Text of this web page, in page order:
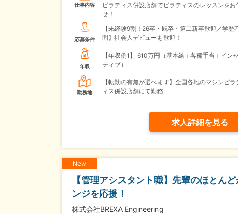
仕事内容
ピラティス併設店舗でピラティスのレッスンをお
せ！
応募条件
【未経験9割！26卒・既卒・第二新卒歓迎／学歴
問】社会人デビューも歓迎！
年収
【年収例1】
610万円（基本給＋各種手当＋イン
ティブ）
勤務地
【転勤の有無が選べます】全国各地のマシンピラ
ィス併設店舗にて勤務
求人詳細を見る
New
【管理アシスタント職】先輩のほとん
ンジを応援！
株式会社BREXA Engineering